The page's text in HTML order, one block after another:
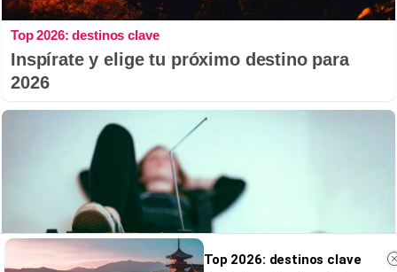
Top 2026: destinos clave
Inspírate y elige tu próximo destino para
2026
Top 2026: destinos clave